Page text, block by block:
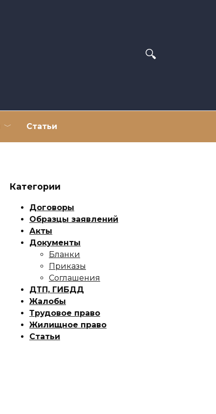
Статьи
Категории
Договоры
Образцы заявлений
Акты
Документы
Бланки
Приказы
Соглашения
ДТП, ГИБДД
Жалобы
Трудовое право
Жилищное право
Статьи